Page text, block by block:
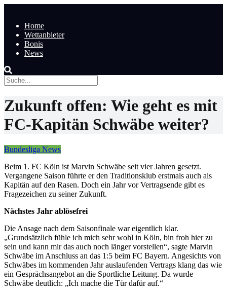
Home
Wettanbieter
Bonis
News
Zukunft offen: Wie geht es mit
FC-Kapitän Schwäbe weiter?
Bundesliga News
Beim 1. FC Köln ist Marvin Schwäbe seit vier Jahren gesetzt.
Vergangene Saison führte er den Traditionsklub erstmals auch als
Kapitän auf den Rasen. Doch ein Jahr vor Vertragsende gibt es
Fragezeichen zu seiner Zukunft.
Nächstes Jahr ablösefrei
Die Ansage nach dem Saisonfinale war eigentlich klar.
„Grundsätzlich fühle ich mich sehr wohl in Köln, bin froh hier zu
sein und kann mir das auch noch länger vorstellen“, sagte Marvin
Schwäbe im Anschluss an das 1:5 beim FC Bayern. Angesichts von
Schwäbes im kommenden Jahr auslaufenden Vertrags klang das wie
ein Gesprächsangebot an die Sportliche Leitung. Da wurde
Schwäbe deutlich: „Ich mache die Tür dafür auf.“